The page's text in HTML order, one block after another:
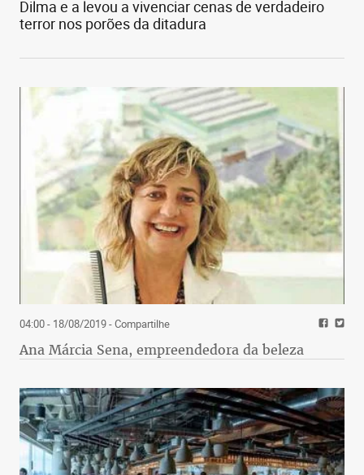
Dilma e a levou a vivenciar cenas de verdadeiro
terror nos porões da ditadura
04:00 - 18/08/2019- Compartilhe
Ana Márcia Sena, empreendedora da beleza